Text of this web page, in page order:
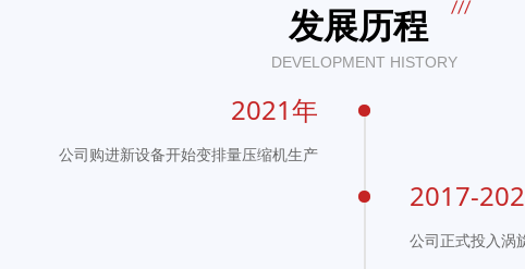
发展历程
DEVELOPMENT HISTORY
2021年
公司购进新设备开始变排量压缩机生产
2017-
公司正式投入涡